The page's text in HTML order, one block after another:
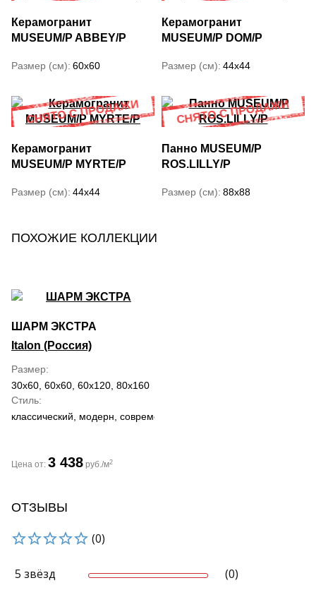
Керамогранит
MUSEUM/P ABBEY/P
Размер (см) 60x60
Керамогранит
MUSEUM/P DOM/P
Размер (см) 44x44
Керамогранит
MUSEUM/P MYRTE/P
Размер (см) 44x44
Панно MUSEUM/P
ROS.LILLY/P
Размер (см) 88x88
ПОХОЖИЕ КОЛЛЕКЦИИ
ШАРМ ЭКСТРА
Italon (Россия)
Размер
30x60, 60x60, 60x120, 80x160
Стиль
классический, модерн, современный
Цена от: 3 438 руб./м2
ОТЗЫВЫ
(0)
5 звёзд (0)